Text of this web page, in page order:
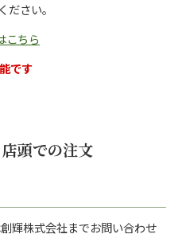
さい。
こちら
です
店頭での注文
輝株式会社までお問い合わせ